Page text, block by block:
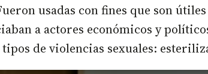
usadas con fines que son
a actores económicos y
tipos de violencias sexuales: